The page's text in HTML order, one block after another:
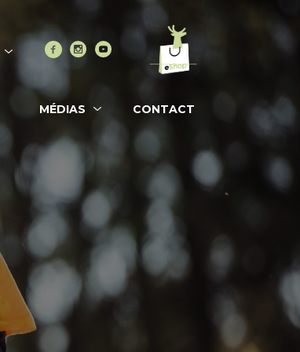
Facebook
Instagram
Youtube
Vers l'eshop
MÉDIAS CONTACT